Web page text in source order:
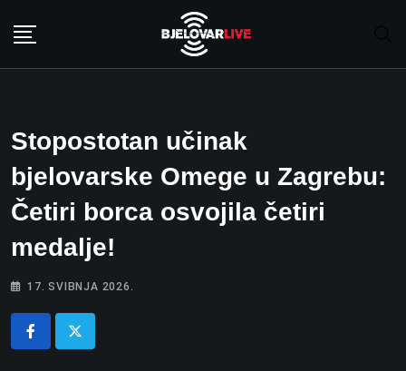
Stopostotan učinak
bjelovarske Omege u Zagrebu:
Četiri borca osvojila četiri
medalje!
17. SVIBNJA 2026.